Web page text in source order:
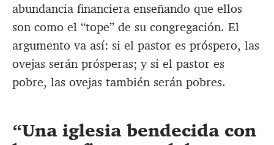
abundancia financiera enseñando que ellos
son como el “tope” de su congregación. El
argumento va así: si el pastor es próspero, las
ovejas serán prósperas; y si el pastor es
pobre, las ovejas también serán pobres.
Una iglesia bendecida con